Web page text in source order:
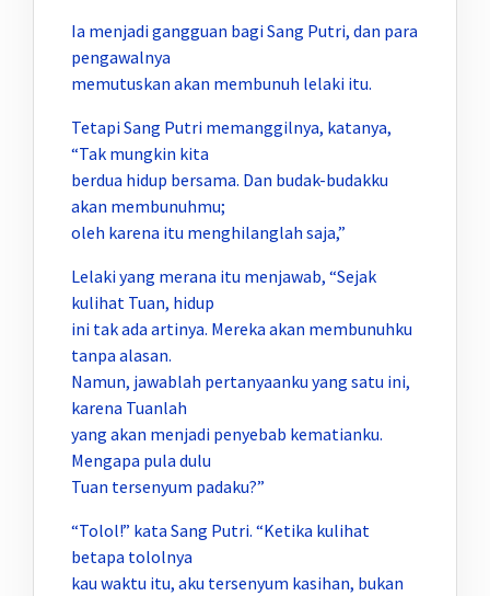
Ia menjadi gangguan bagi Sang Putri, dan para
pengawalnya
memutuskan akan membunuh lelaki itu.
Tetapi Sang Putri memanggilnya, katanya,
“Tak mungkin kita
berdua hidup bersama. Dan budak-budakku
akan membunuhmu;
oleh karena itu menghilanglah saja,”
Lelaki yang merana itu menjawab, “Sejak
kulihat Tuan, hidup
ini tak ada artinya. Mereka akan membunuhku
tanpa alasan.
Namun, jawablah pertanyaanku yang satu ini,
karena Tuanlah
yang akan menjadi penyebab kematianku.
Mengapa pula dulu
Tuan tersenyum padaku?”
“Tolol!” kata Sang Putri. “Ketika kulihat
betapa tololnya
kau waktu itu, aku tersenyum kasihan, bukan